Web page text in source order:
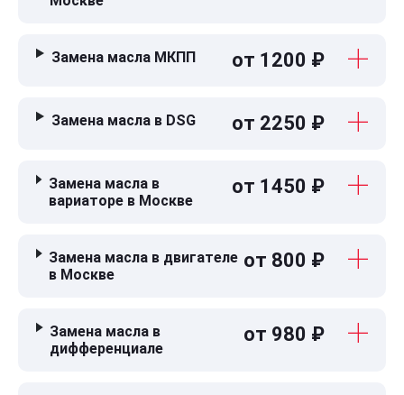
Замена масла МКПП от 1200 ₽
Замена масла в DSG от 2250 ₽
Замена масла в
вариаторе в Москве
от 1450 ₽
Замена масла в двигателе
в Москве
от 800 ₽
Замена масла в
дифференциале
от 980 ₽